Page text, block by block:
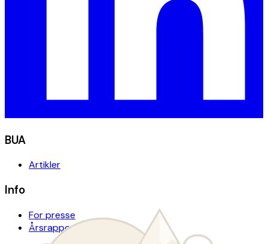
BUA
Artikler
Info
For presse
Årsrapport